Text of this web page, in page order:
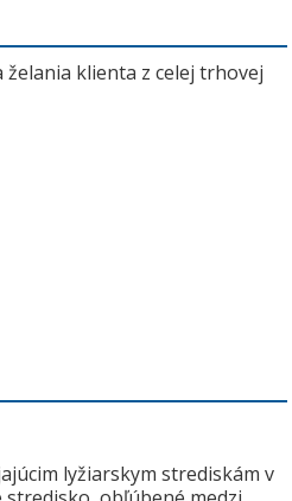
klienta z celej trhovej
lyžiarskym strediskám v